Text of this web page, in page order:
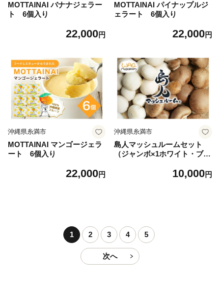
MOTTAINAI バナナジェラー
ト 6個入り
22,000円
MOTTAINAI パイナップルジ
ェラート 6個入り
22,000円
沖縄県糸満市
MOTTAINAI マンゴージェラ
ート 6個入り
22,000円
沖縄県糸満市
島人マッシュルームセット
（ジャンボ×1ホワイト・ブラ
ュルーム きのこ詰合せセット
10,000円
1 2 3 4 5
次へ